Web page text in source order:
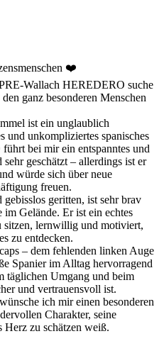
❤️
Wallach HEREDERO suche
ganz besonderen Menschen
ist ein unglaublich
und unkompliziertes spanisches
bei mir ein entspanntes und
geschätzt – allerdings ist er
würde sich über neue
freuen.
geritten, ist sehr brav
im Gelände. Er ist ein echtes
sitzen, lernwillig und motiviert,
zu entdecken.
– dem fehlenden linken Auge
Spanier im Alltag hervorragend
täglichen Umgang und beim
und vertrauensvoll ist.
ich mir einen besonderen
Charakter, seine
Herz zu schätzen weiß.